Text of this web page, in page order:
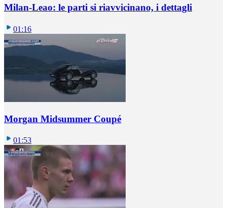
Milan-Leao: le parti si riavvicinano, i dettagli
01:16
Morgan Midsummer Coupé
01:53